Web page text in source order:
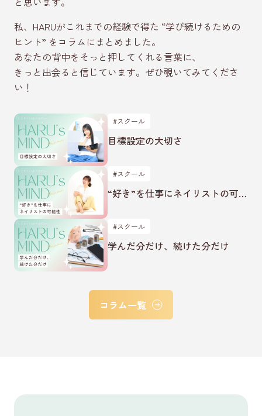
私、HARUがこれまでの経験で得た “学び続けるための
ヒント” を コラムにまとめました。
あなたの背中をそっと押してくれる言葉に、
きっと出会ると信じています。ぜひ覗いてみてくださ
い！
#スクール
目標設定の大切さ
#スクール
“好き”を仕事にネイリストの可能
#スクール
学んだ分だけ、続けた分だけ
コラム一覧